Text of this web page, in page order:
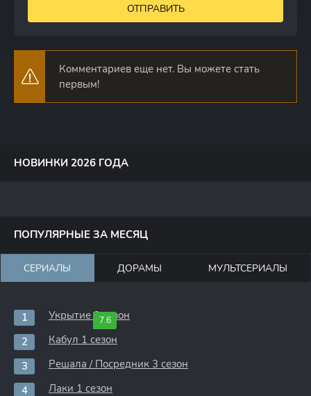
ОТПРАВИТЬ
Комментариев еще нет. Вы можете стать
первым!
НОВИНКИ 2026 ГОДА
ПОПУЛЯРНЫЕ ЗА МЕСЯЦ
СЕРИАЛЫ ДОРАМЫ МУЛЬТСЕРИАЛЫ
7.6
Укрытие 3 сезон
Кабул 1 сезон
Решала / Посредник 3 сезон
Лаки 1 сезон